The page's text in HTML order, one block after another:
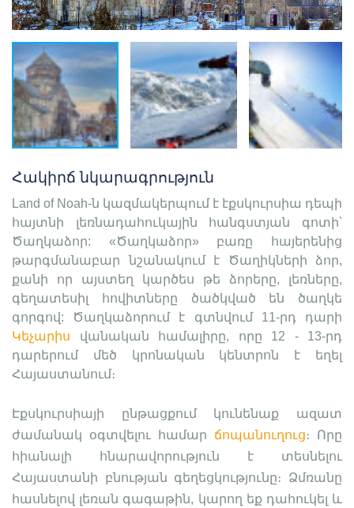
Հակիրճ նկարագրություն
Land of Noah-ն կազմակերպում է էքսկուրսիա դեպի
հայտնի լեռնադահուկային հանգստյան գոտի՝
Ծաղկաձոր: «Ծաղկաձոր» բառը հայերենից
թարգմանաբար նշանակում է Ծաղիկների ձոր,
քանի որ այստեղ կարծես թե ձորերը, լեռները,
գեղատեսիլ հովիտները ծածկված են ծաղկե
գորգով: Ծաղկաձորում է գտնվում
Կեչարիս
վանական համալիրը, որը 12 - 13-րդ
դարերում մեծ կրոնական կենտրոն է եղել
Հայաստանում։
Էքսկուրսիայի ընթացքում կունենաք ազատ
ժամանակ օգտվելու համար ճոպանուղուց։ Որը
հիանալի հնարավորություն է տեսնելու
Հայաստանի բնության գեղեցկությունը։ Ձմռանը
հասնելով լեռան գագաթին, կարող եք դահուկել և